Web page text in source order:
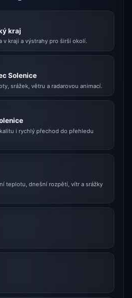
kraj
v kraji a výstrahy pro širší okolí.
Solenice
srážek, větru a radarovou animací.
i rychlý přechod do přehledu
teplotu, dnešní rozpětí, vítr a srážky